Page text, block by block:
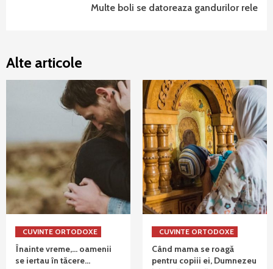
Multe boli se datoreaza gandurilor rele
Alte articole
CUVINTE ORTODOXE
Înainte vreme,… oamenii
se iertau în tăcere…
CUVINTE ORTODOXE
Când mama se roagă
pentru copiii ei, Dumnezeu